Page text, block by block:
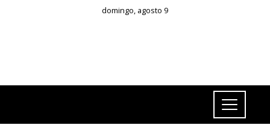
domingo, agosto 9